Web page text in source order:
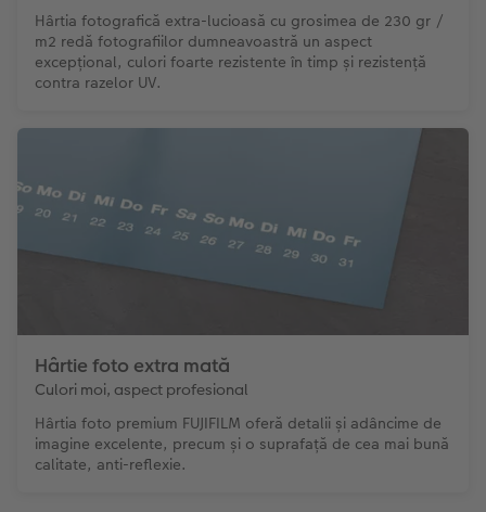
Hârtia fotografică extra-lucioasă cu grosimea de 230 gr /
m2 redă fotografiilor dumneavoastră un aspect
excepțional, culori foarte rezistente în timp și rezistență
contra razelor UV.
Hârtie foto extra mată
Culori moi, aspect profesional
Hârtia foto premium FUJIFILM oferă detalii și adâncime de
imagine excelente, precum și o suprafață de cea mai bună
calitate, anti-reflexie.